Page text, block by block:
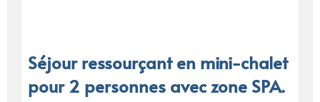
Séjour ressourçant en mini-chalet
pour 2 personnes avec zone SPA.